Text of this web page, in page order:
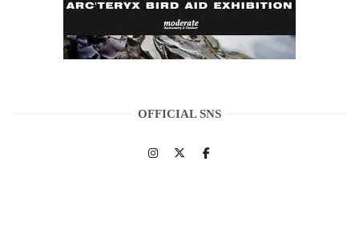
OFFICIAL SNS